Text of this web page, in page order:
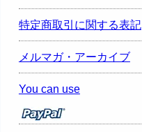
特定商取引に関する表記
メルマガ・アーカイブ
You can use